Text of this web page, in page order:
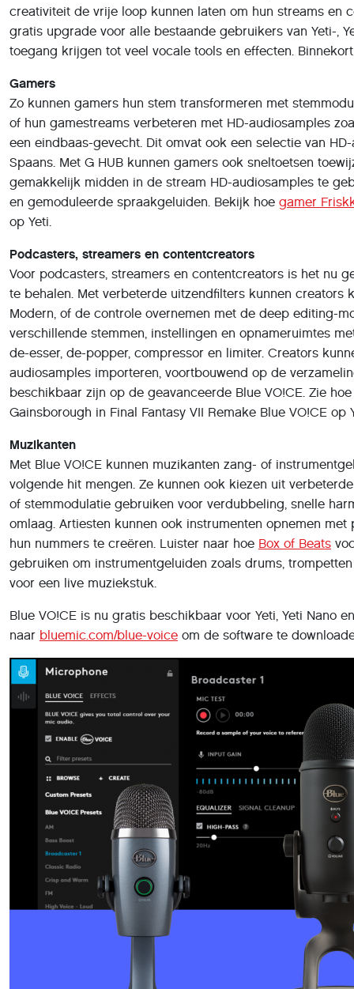
creativiteit de vrije loop kunnen laten om hun streams en
gratis upgrade voor alle bestaande gebruikers van Yeti-,
toegang krijgen tot veel vocale tools en effecten.
Gamers
Zo kunnen gamers hun stem transformeren met
of hun gamestreams verbeteren met HD-audiosamples
een eindbaas-gevecht. Dit omvat ook een selectie van
Spaans. Met G HUB kunnen gamers ook sneltoetsen
gemakkelijk midden in de stream HD-audiosamples te
en gemoduleerde spraakgeluiden. Bekijk hoe gamer
op Yeti.
Podcasters, streamers en contentcreators
Voor podcasters, streamers en contentcreators is het nu
te behalen. Met verbeterde uitzendfilters kunnen creators
Modern, of de controle overnemen met de deep editing-
verschillende stemmen, instellingen en opnameruimtes
de-esser, de-popper, compressor en limiter. Creators
audiosamples importeren, voortbouwend op de
beschikbaar zijn op de geavanceerde Blue VO!CE. Zie
Gainsborough in Final Fantasy VII Remake Blue VO!CE op
Muzikanten
Met Blue VO!CE kunnen muzikanten zang- of
volgende hit mengen. Ze kunnen ook kiezen uit
of stemmodulatie gebruiken voor verdubbeling, snelle
omlaag. Artiesten kunnen ook instrumenten opnemen
hun nummers te creëren. Luister naar hoe Box of Beats
gebruiken om instrumentgeluiden zoals drums,
voor een live muziekstuk.
Blue VO!CE is nu gratis beschikbaar voor Yeti, Yeti Nano
naar bluemic.com/blue-voice om de software te